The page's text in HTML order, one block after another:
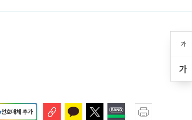
가
가
선호매체 추가